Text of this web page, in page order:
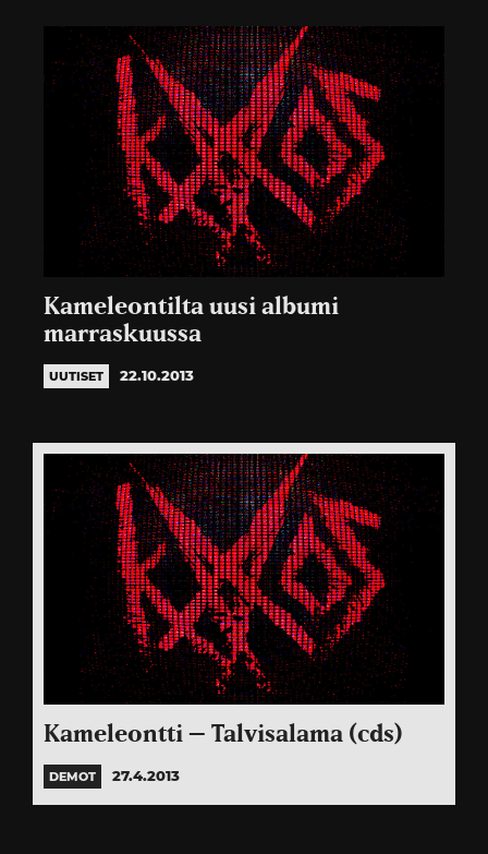
Kameleontilta uusi albumi
marraskuussa
UUTISET 22.10.2013
Kameleontti – Talvisalama (cds)
DEMOT 27.4.2013